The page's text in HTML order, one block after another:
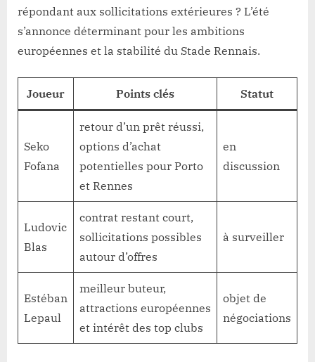
répondant aux sollicitations extérieures ? L’été
s’annonce déterminant pour les ambitions
européennes et la stabilité du Stade Rennais.
Joueur Points clés Statut
Seko
Fofana
retour d’un prêt réussi,
options d’achat
potentielles pour Porto
et Rennes
en
discussion
Ludovic
Blas
contrat restant court,
sollicitations possibles
autour d’offres
à surveiller
Estéban
Lepaul
meilleur buteur,
attractions européennes
et intérêt des top clubs
objet de
négociations